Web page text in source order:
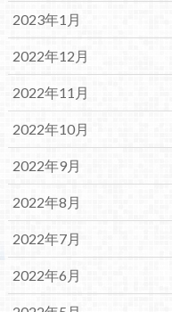
2023年1月
2022年12月
2022年11月
2022年10月
2022年9月
2022年8月
2022年7月
2022年6月